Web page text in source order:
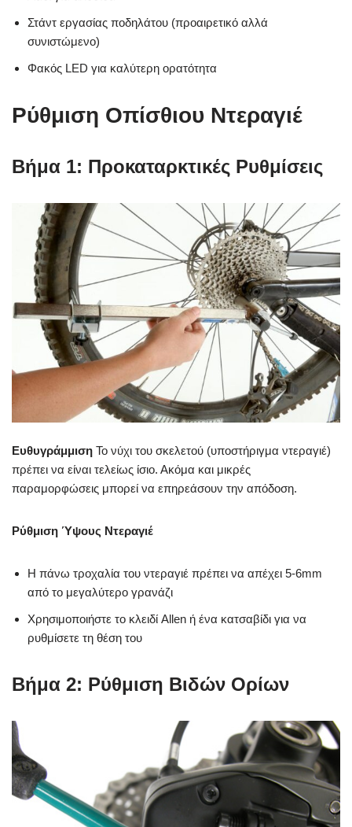
Στάντ εργασίας ποδηλάτου (προαιρετικό αλλά
συνιστώμενο)
Φακός LED για καλύτερη ορατότητα
Ρύθμιση Οπίσθιου Ντεραγιέ
Βήμα 1: Προκαταρκτικές Ρυθμίσεις
Ευθυγράμμιση Το νύχι του σκελετού (υποστήριγμα ντεραγιέ)
πρέπει να είναι τελείως ίσιο. Ακόμα και μικρές
παραμορφώσεις μπορεί να επηρεάσουν την απόδοση.
Ρύθμιση Ύψους Ντεραγιέ
Η πάνω τροχαλία του ντεραγιέ πρέπει να απέχει 5-6mm
από το μεγαλύτερο γρανάζι
Χρησιμοποιήστε το κλειδί Allen ή ένα κατσαβίδι για να
ρυθμίσετε τη θέση του
Βήμα 2: Ρύθμιση Βιδών Ορίων